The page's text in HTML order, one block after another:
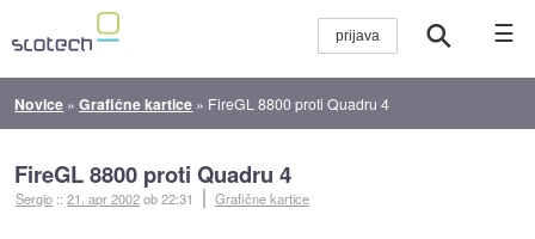
☰
Novice »Grafične kartice » FireGL 8800 proti Quadru 4
FireGL 8800 proti Quadru 4
Sergio ::21. apr 2002ob 22:31 Grafične kartice